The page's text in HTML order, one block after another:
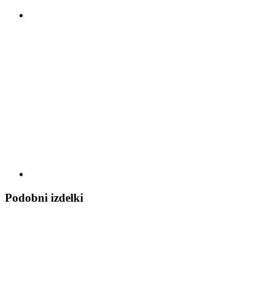
Podobni izdelki